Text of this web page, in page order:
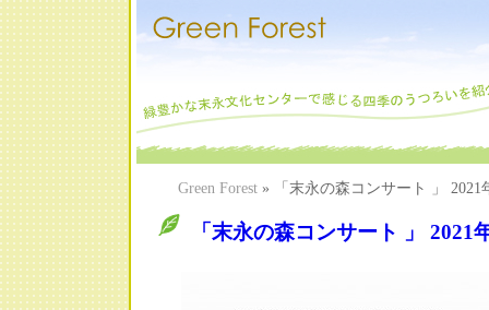
Green Forest » 「末永の森コンサート 」
「末永の森コンサート 」 2021